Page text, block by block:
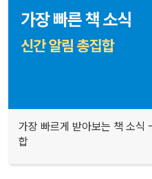
가장 빠르게 받아보는 책 소식
합